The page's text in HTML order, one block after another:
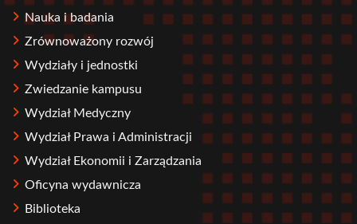
Nauka i badania
Zrównoważony rozwój
Wydziały i jednostki
Zwiedzanie kampusu
Wydział Medyczny
Wydział Prawa i Administracji
Wydział Ekonomii i Zarządzania
Oficyna wydawnicza
Biblioteka